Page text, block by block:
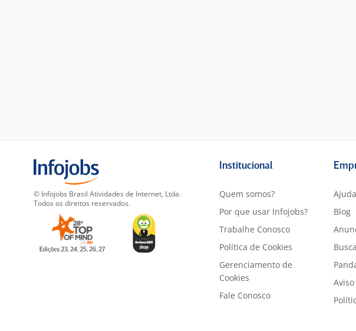
© Infojobs Brasil Atividades de Internet, Ltda.
Todos os direitos reservados.
Institucional
Quem somos?
Por que usar Infojobs?
Trabalhe Conosco
Política de Cookies
Gerenciamento de
Cookies
Fale Conosco
Ajuda
Blog